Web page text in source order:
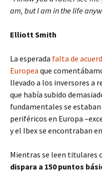
am, but I am in the life
Elliott Smith
La esperada falta de
Europea que
llevado a los inversores a
que había subido
fundamentales se
periféricos en Europa
y el Ibex se encontraban
Mientras se leen titulares
dispara a 150 puntos